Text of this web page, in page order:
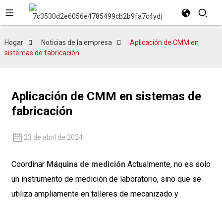
Hogar Noticias de la empresa
Aplicación de CMM en
sistemas de fabricación
Aplicación de CMM en sistemas de
fabricación
23 de abril de 2024
Coordinar Máquina de mediciónActualmente, no es solo
un instrumento de medición de laboratorio, sino que se
utiliza ampliamente en talleres de mecanizado y